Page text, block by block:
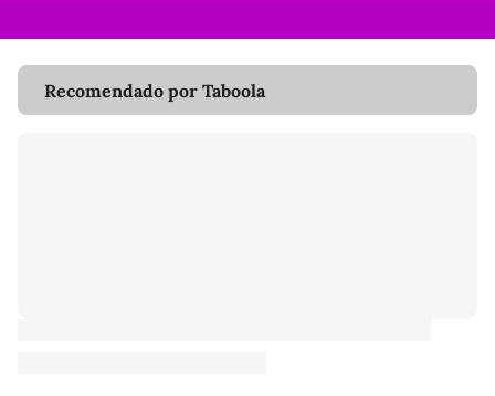
Recomendado por Taboola